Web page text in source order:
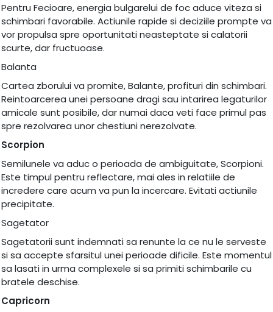
Pentru Fecioare, energia bulgarelui de foc aduce viteza si
schimbari favorabile. Actiunile rapide si deciziile prompte va
vor propulsa spre oportunitati neasteptate si calatorii
scurte, dar fructuoase.
Balanta
Cartea zborului va promite, Balante, profituri din schimbari.
Reintoarcerea unei persoane dragi sau intarirea legaturilor
amicale sunt posibile, dar numai daca veti face primul pas
spre rezolvarea unor chestiuni nerezolvate.
Scorpion
Semilunele va aduc o perioada de ambiguitate, Scorpioni.
Este timpul pentru reflectare, mai ales in relatiile de
incredere care acum va pun la incercare. Evitati actiunile
precipitate.
Sagetator
Sagetatorii sunt indemnati sa renunte la ce nu le serveste
si sa accepte sfarsitul unei perioade dificile. Este momentul
sa lasati in urma complexele si sa primiti schimbarile cu
bratele deschise.
Capricorn